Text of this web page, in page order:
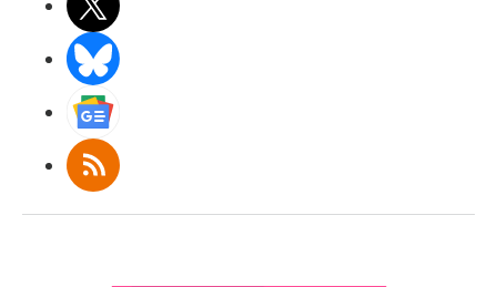
RSS